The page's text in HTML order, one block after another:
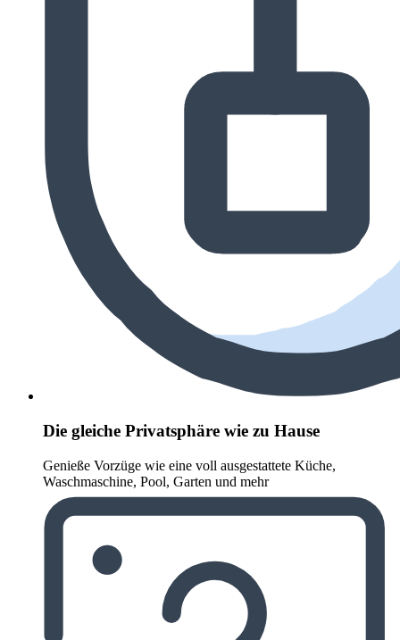
Die gleiche Privatsphäre wie zu Hause
Genieße Vorzüge wie eine voll ausgestattete Küche,
Waschmaschine, Pool, Garten und mehr